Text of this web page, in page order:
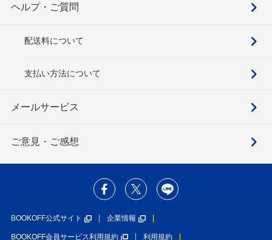
ヘルプ・ご質問
配送料について
支払い方法について
メールサービス
ご意見・ご感想
BOOKOFF公式サイト 企業情報
BOOKOFF会員サービス利用規約 利用規約